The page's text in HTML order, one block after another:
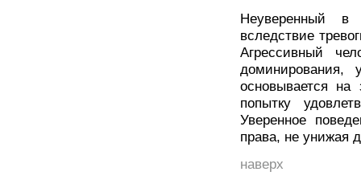
Неуверенный в
вследствие
Агрессивный
доминирования,
основывается на
попытку
Уверенное
права, не унижая
наверх